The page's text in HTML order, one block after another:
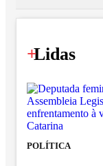
+
Lidas
POLÍTICA